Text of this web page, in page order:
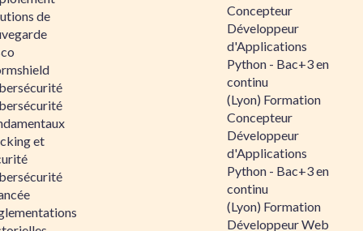
de
et
Concepteur
Développeur
d'Applications
Python - Bac+3 en
continu
(Lyon) Formation
Concepteur
Développeur
d'Applications
Python - Bac+3 en
continu
(Lyon) Formation
Développeur Web